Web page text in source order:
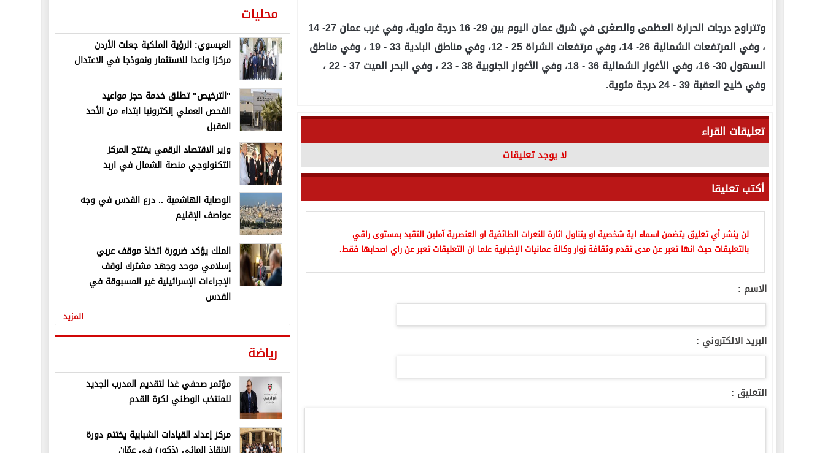
وتتراوح درجات الحرارة العظمى والصغرى في شرق عمان اليوم بين 29- 16 درجة مئوية، وفي غرب عمان 27- 14
، وفي المرتفعات الشمالية 26- 14، وفي مرتفعات الشراة 25 - 12، وفي مناطق البادية 33 - 19 ، وفي مناطق
السهول 30- 16، وفي الأغوار الشمالية 36 - 18، وفي الأغوار الجنوبية 38 - 23 ، وفي البحر الميت 37 - 22 ،
وفي خليج العقبة 39 - 24 درجة مئوية.
تعليقات القراء
لا يوجد تعليقات
أكتب تعليقا
لن ينشر أي تعليق يتضمن اسماء اية شخصية او يتناول اثارة للنعرات الطائفية او العنصرية آملين التقيد بمستوى راقي
بالتعليقات حيث انها تعبر عن مدى تقدم وثقافة زوار وكالة عمانيات الإخبارية علما ان التعليقات تعبر عن راي اصحابها فقط.
الاسم :
البريد الالكتروني :
التعليق :
محليات
العيسوي: الرؤية الملكية جعلت الأردن
مركزا واعدا للاستثمار ونموذجا في الاعتدال
"الترخيص" تطلق خدمة حجز مواعيد
الفحص العملي إلكترونيا ابتداء من الأحد
المقبل
وزير الاقتصاد الرقمي يفتتح المركز
التكنولوجي منصة الشمال في اربد
الوصاية الهاشمية .. درع القدس في وجه
عواصف الإقليم
الملك يؤكد ضرورة اتخاذ موقف عربي
إسلامي موحد وجهد مشترك لوقف
الإجراءات الإسرائيلية غير المسبوقة في
القدس
المزيد
رياضة
مؤتمر صحفي غدا لتقديم المدرب الجديد
للمنتخب الوطني لكرة القدم
مركز إعداد القيادات الشبابية يختتم دورة